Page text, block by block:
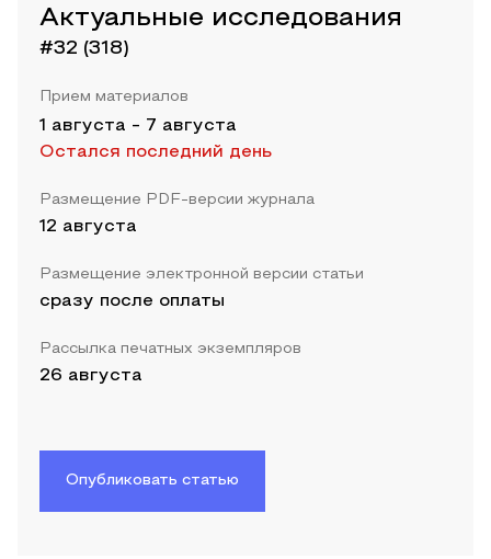
Актуальные исследования
#32 (318)
Прием материалов
1 августа - 7 августа
Остался последний день
Размещение PDF-версии журнала
12 августа
Размещение электронной версии статьи
сразу после оплаты
Рассылка печатных экземпляров
26 августа
Опубликовать статью